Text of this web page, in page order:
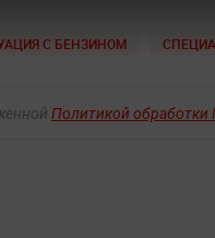
С БЕНЗИНОМ
Политикой